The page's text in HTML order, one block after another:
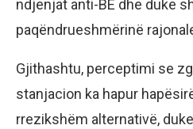
ndjenjat anti-BE dhe duke
paqëndrueshmërinë
Gjithashtu, perceptimi se
stanjacion ka hapur
rrezikshëm alternativë,